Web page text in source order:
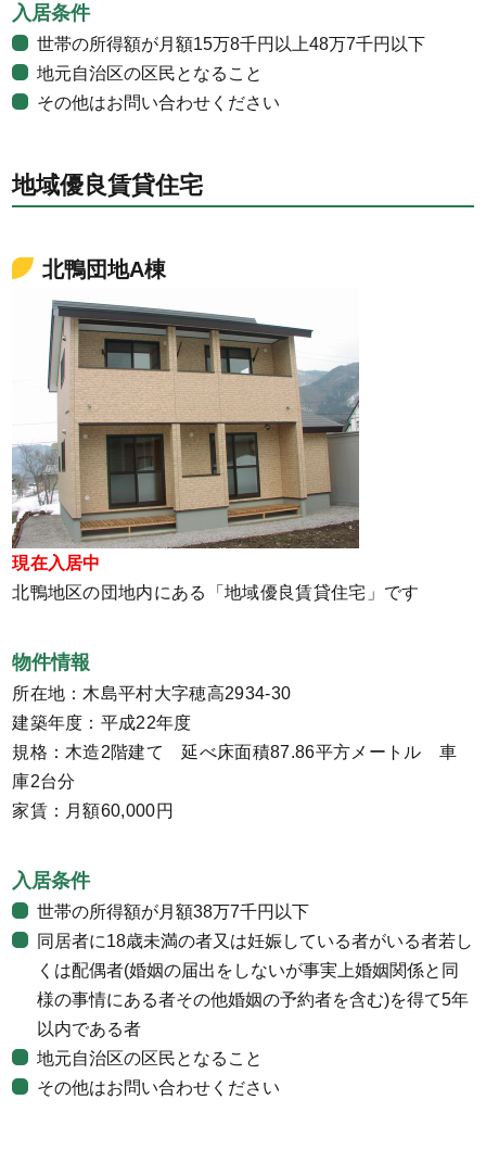
入居条件
世帯の所得額が月額15万8千円以上48万7千円以下
地元自治区の区民となること
その他はお問い合わせください
地域優良賃貸住宅
北鴨団地A棟
現在入居中
北鴨地区の団地内にある「地域優良賃貸住宅」です
物件情報
所在地：木島平村大字穂高2934-30
建築年度：平成22年度
規格：木造2階建て 延べ床面積87.86平方メートル 車
庫2台分
家賃：月額60,000円
入居条件
世帯の所得額が月額38万7千円以下
同居者に18歳未満の者又は妊娠している者がいる者若し
くは配偶者(婚姻の届出をしないが事実上婚姻関係と同
様の事情にある者その他婚姻の予約者を含む)を得て5年
以内である者
地元自治区の区民となること
その他はお問い合わせください